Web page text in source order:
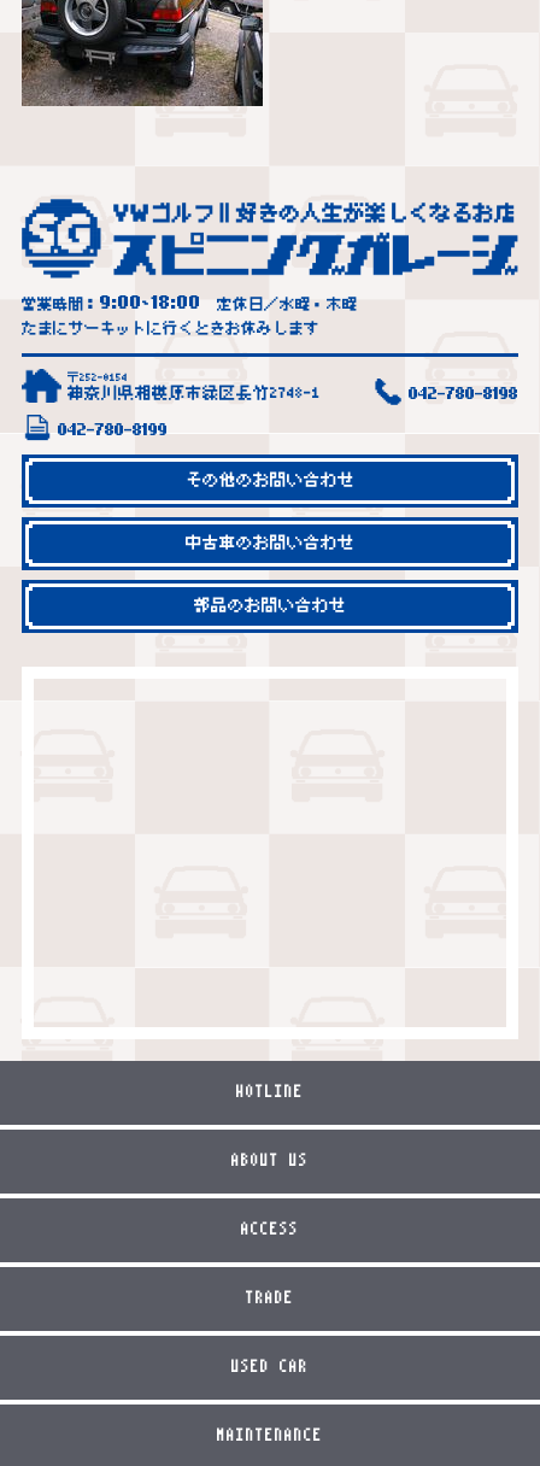
営業時間： 9:00~18:00
定休日／水曜・木曜
たまにサーキットに行くときお休みします
〒252-0154
神奈川県相模原市緑区長竹2748-1 042-780-8198
042-780-8199
その他のお問い合わせ
中古車のお問い合わせ
部品のお問い合わせ
HOTLINE
ABOUT US
ACCESS
TRADE
USED CAR
MAINTENANCE